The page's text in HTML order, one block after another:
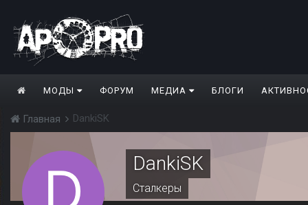
МОДЫ ФОРУМ МЕДИА БЛОГИ
Главная DankiSK
DankiSK
Сталкеры